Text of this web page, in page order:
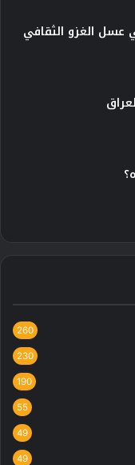
الغزو الثقافي
260
230
190
55
49
49